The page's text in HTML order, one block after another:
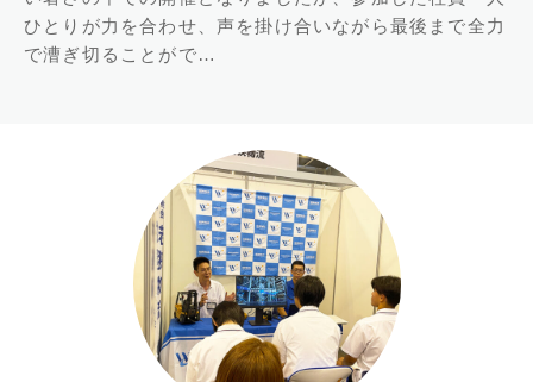
若狭物流
ひとりが力を合わせ、声を掛け合いながら最後まで全力
で漕ぎ切ることがで…